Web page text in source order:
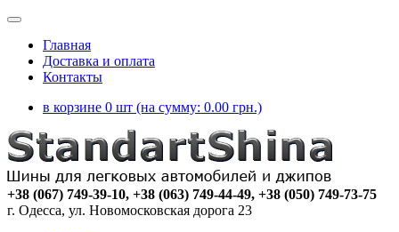
Главная
Доставка и оплата
Контакты
в корзине 0 шт (на сумму: 0.00 грн.)
+38 (067) 749-39-10, +38 (063) 749-44-49, +38 (050) 749-73-75
г. Одесса, ул. Новомосковская дорога 23